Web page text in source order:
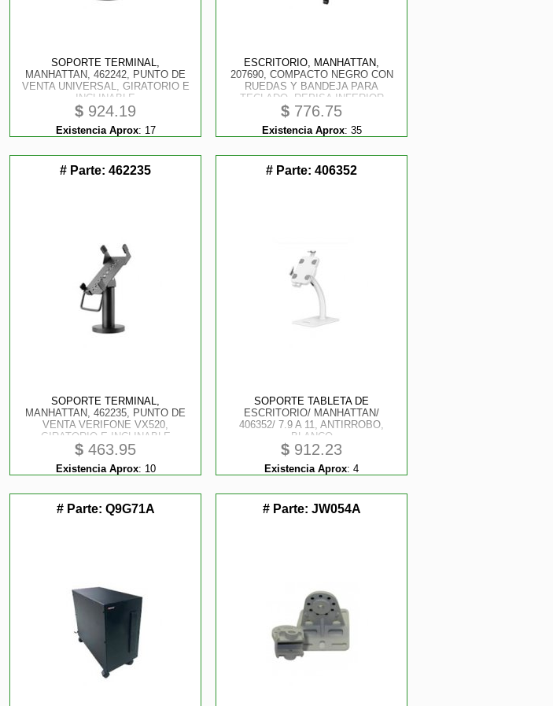
SOPORTE TERMINAL,
MANHATTAN, 462242, PUNTO DE
VENTA UNIVERSAL, GIRATORIO E
INCLINABLE
$ 924.19
Existencia Aprox: 17
ESCRITORIO, MANHATTAN,
207690, COMPACTO NEGRO CON
RUEDAS Y BANDEJA PARA
TECLADO, REPISA INFERIOR
PARA CPU
$ 776.75
Existencia Aprox: 35
# Parte:462235
SOPORTE TERMINAL,
MANHATTAN, 462235, PUNTO DE
VENTA VERIFONE VX520,
GIRATORIO E INCLINABLE
$ 463.95
Existencia Aprox: 10
# Parte:406352
SOPORTE TABLETA DE
ESCRITORIO/ MANHATTAN/
406352/ 7.9 A 11, ANTIRROBO,
BLANCO
$ 912.23
Existencia Aprox: 4
# Parte: Q9G71A # Parte: JW054A